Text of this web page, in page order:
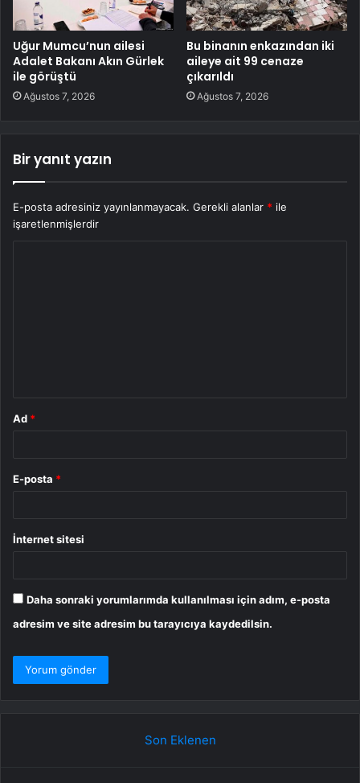
Uğur Mumcu’nun ailesi
Adalet Bakanı Akın Gürlek
ile görüştü
Ağustos 7, 2026
Bu binanın enkazından iki
aileye ait 99 cenaze
çıkarıldı
Ağustos 7, 2026
Bir yanıt yazın
E-posta adresiniz yayınlanmayacak. Gerekli alanlar * ile
işaretlenmişlerdir
Ad *
E-posta *
İnternet sitesi
Daha sonraki yorumlarımda kullanılması için adım, e-posta
adresim ve site adresim bu tarayıcıya kaydedilsin.
Son Eklenen